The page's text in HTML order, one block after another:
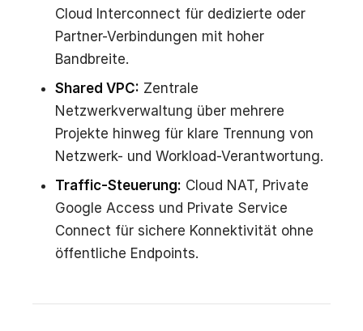
Cloud Interconnect für dedizierte oder
Partner-Verbindungen mit hoher
Bandbreite.
Shared VPC: Zentrale
Netzwerkverwaltung über mehrere
Projekte hinweg für klare Trennung von
Netzwerk- und Workload-Verantwortung.
Traffic-Steuerung: Cloud NAT, Private
Google Access und Private Service
Connect für sichere Konnektivität ohne
öffentliche Endpoints.